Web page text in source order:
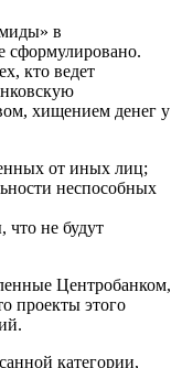
в
сформулировано.
кто ведет
хищением денег у
от иных лиц;
неспособных
что не будут
Центробанком,
проекты этого
категории,